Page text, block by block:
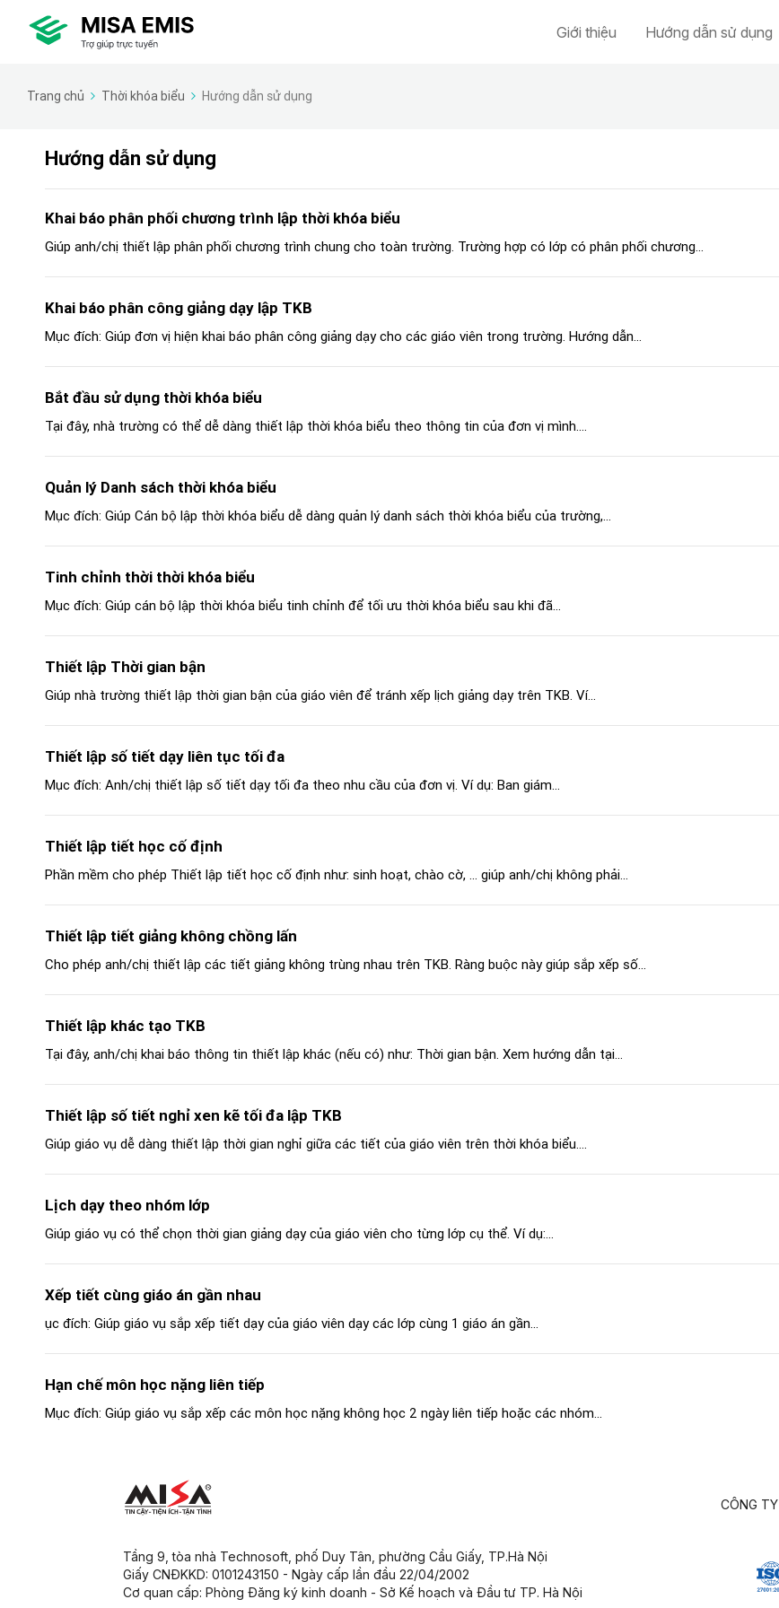
Giới thiệu Hướng dẫn sử dụng
Trang chủ Thời khóa biểu Hướng dẫn sử dụng
Hướng dẫn sử dụng
Khai báo phân phối chương trình lập thời khóa biểu
Giúp anh/chị thiết lập phân phối chương trình chung cho toàn trường. Trường hợp có lớp có phân phối chương...
Khai báo phân công giảng dạy lập TKB
Mục đích: Giúp đơn vị hiện khai báo phân công giảng dạy cho các giáo viên trong trường. Hướng dẫn...
Bắt đầu sử dụng thời khóa biểu
Tại đây, nhà trường có thể dễ dàng thiết lập thời khóa biểu theo thông tin của đơn vị mình....
Quản lý Danh sách thời khóa biểu
Mục đích: Giúp Cán bộ lập thời khóa biểu dễ dàng quản lý danh sách thời khóa biểu của trường,...
Tinh chỉnh thời thời khóa biểu
Mục đích: Giúp cán bộ lập thời khóa biểu tinh chỉnh để tối ưu thời khóa biểu sau khi đã...
Thiết lập Thời gian bận
Giúp nhà trường thiết lập thời gian bận của giáo viên để tránh xếp lịch giảng dạy trên TKB. Ví...
Thiết lập số tiết dạy liên tục tối đa
Mục đích: Anh/chị thiết lập số tiết dạy tối đa theo nhu cầu của đơn vị. Ví dụ: Ban giám...
Thiết lập tiết học cố định
Phần mềm cho phép Thiết lập tiết học cố định như: sinh hoạt, chào cờ, … giúp anh/chị không phải...
Thiết lập tiết giảng không chồng lấn
Cho phép anh/chị thiết lập các tiết giảng không trùng nhau trên TKB. Ràng buộc này giúp sắp xếp số...
Thiết lập khác tạo TKB
Tại đây, anh/chị khai báo thông tin thiết lập khác (nếu có) như: Thời gian bận. Xem hướng dẫn tại...
Thiết lập số tiết nghỉ xen kẽ tối đa lập TKB
Giúp giáo vụ dễ dàng thiết lập thời gian nghỉ giữa các tiết của giáo viên trên thời khóa biểu....
Lịch dạy theo nhóm lớp
Giúp giáo vụ có thể chọn thời gian giảng dạy của giáo viên cho từng lớp cụ thể. Ví dụ:...
Xếp tiết cùng giáo án gần nhau
ục đích: Giúp giáo vụ sắp xếp tiết dạy của giáo viên dạy các lớp cùng 1 giáo án gần...
Hạn chế môn học nặng liên tiếp
Mục đích: Giúp giáo vụ sắp xếp các môn học nặng không học 2 ngày liên tiếp hoặc các nhóm...
CÔNG TY
Tầng 9, tòa nhà Technosoft, phố Duy Tân, phường Cầu Giấy, TP.Hà Nội
Giấy CNĐKKD: 0101243150 - Ngày cấp lần đầu 22/04/2002
Cơ quan cấp: Phòng Đăng ký kinh doanh - Sở Kế hoạch và Đầu tư TP. Hà Nội